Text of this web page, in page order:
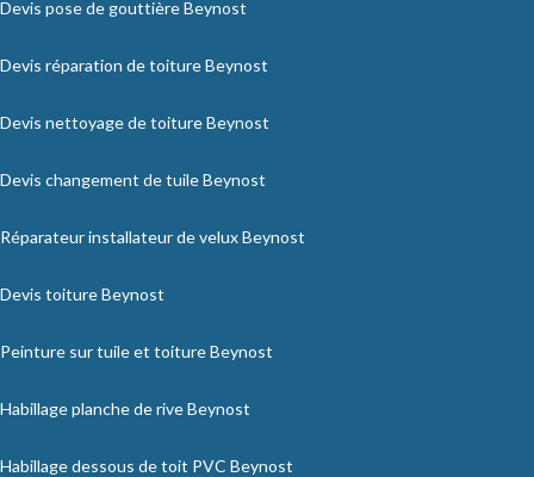
Devis pose de gouttière Beynost
Devis réparation de toiture Beynost
Devis nettoyage de toiture Beynost
Devis changement de tuile Beynost
Réparateur installateur de velux Beynost
Devis toiture Beynost
Peinture sur tuile et toiture Beynost
Habillage planche de rive Beynost
Habillage dessous de toit PVC Beynost